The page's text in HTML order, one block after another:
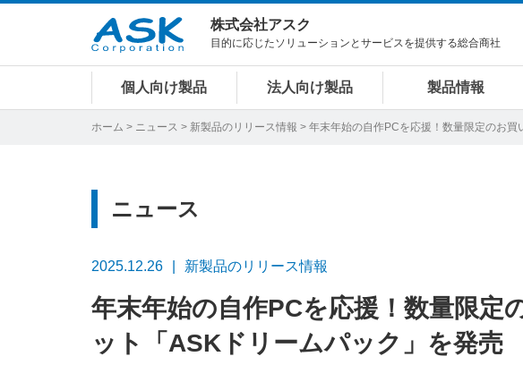
株式会社アスク
目的に応じたソリューションとサービスを提供する総合商社
個人向け製品 法人向け製品 製品情報
ホーム > ニュース > 新製品のリリース情報 > 年末年始の自作PCを応援！数量限定のお
ニュース
2025.12.26 新製品のリリース情報
年末年始の自作PCを応援！数量限定
ット「ASKドリームパック」を発売